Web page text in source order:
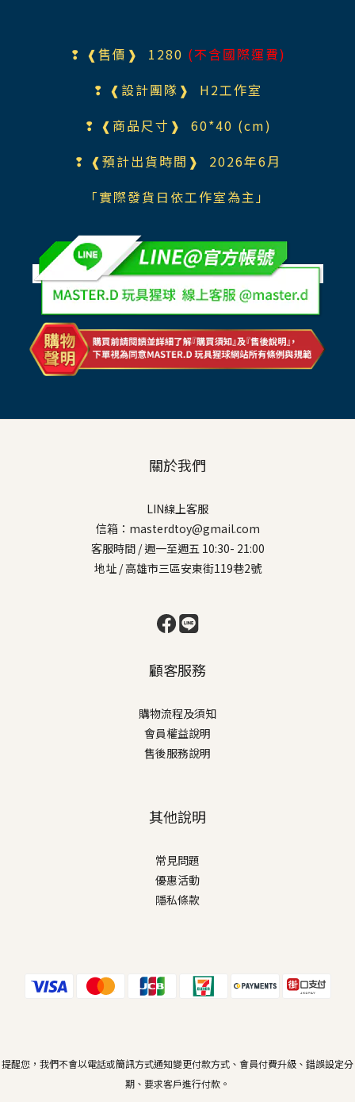
❢ ❰售價❱ 1280 (不含國際運費)
❢ ❰設計團隊❱ H2工作室
❢ ❰商品尺寸❱ 60*40 (cm)
❢ ❰預計出貨時間❱ 2026年6月
「實際發貨日依工作室為主」
關於我們
LIN線上客服
信箱：masterdtoy@gmail.com
客服時間 / 週一至週五 10:30- 21:00
地址 / 高雄市三區安東街119巷2號
顧客服務
購物流程及須知
會員權益說明
售後服務說明
其他說明
常見問題
優惠活動
隱私條款
提醒您，我們不會以電話或簡訊方式通知變更付款方式、會員付費升級、錯誤設定分
期、要求客戶進行付款。